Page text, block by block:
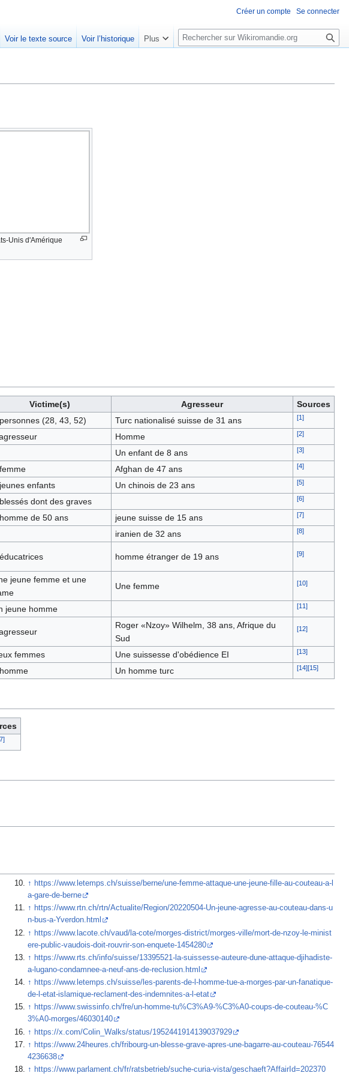
Unis d'Amérique
Victime(s) Agresseur
Sources
(28, 43, 52) Turc nationalisé suisse de 31 ans [1]
Homme [2]
Un enfant de 8 ans [3]
Afghan de 47 ans [4]
enfants Un chinois de 23 ans [5]
dont des graves [6]
de 50 ans jeune suisse de 15 ans [7]
iranien de 32 ans [8]
homme étranger de 19 ans [9]
jeune femme et une
Une femme [10]
jeune homme [11]
Roger «Nzoy» Wilhelm, 38 ans, Afrique du
Sud
[12]
femmes Une suissesse d'obédience EI [13]
Un homme turc [14][15]
]
↑ https://www.letemps.ch/suisse/berne/une-femme-attaque-une-jeune-fille-au-couteau-a-l
a-gare-de-berne
↑ https://www.rtn.ch/rtn/Actualite/Region/20220504-Un-jeune-agresse-au-couteau-dans-u
n-bus-a-Yverdon.html
↑ https://www.lacote.ch/vaud/la-cote/morges-district/morges-ville/mort-de-nzoy-le-minist
ere-public-vaudois-doit-rouvrir-son-enquete-1454280
↑ https://www.rts.ch/info/suisse/13395521-la-suissesse-auteure-dune-attaque-djihadiste-
a-lugano-condamnee-a-neuf-ans-de-reclusion.html
↑ https://www.letemps.ch/suisse/les-parents-de-l-homme-tue-a-morges-par-un-fanatique-
de-l-etat-islamique-reclament-des-indemnites-a-l-etat
↑ https://www.swissinfo.ch/fre/un-homme-tu%C3%A9-%C3%A0-coups-de-couteau-%C
3%A0-morges/46030140
↑ https://x.com/Colin_Walks/status/1952441914139037929
↑ https://www.24heures.ch/fribourg-un-blesse-grave-apres-une-bagarre-au-couteau-76544
4236638
↑ https://www.parlament.ch/fr/ratsbetrieb/suche-curia-vista/geschaeft?AffairId=202370
Créer un compte Se connecter
Voir le texte source Voir l’historique Plus
R
e
e